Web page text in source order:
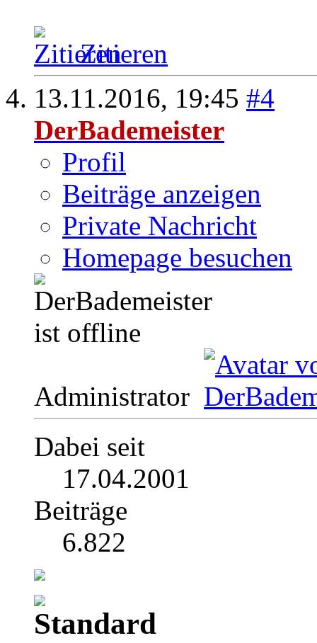
Zitieren
13.11.2016, 19:45 #4
DerBademeister
Profil
Beiträge anzeigen
Private Nachricht
Homepage besuchen
Administrator
Dabei seit
17.04.2001
Beiträge
6.822